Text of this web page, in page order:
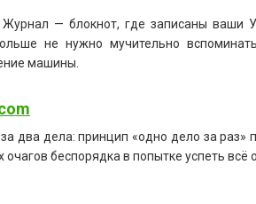
Журнал — блокнот, где записаны ваши
не нужно мучительно
машины.
два дела: принцип «одно дело за
беспорядка в попытке успеть всё